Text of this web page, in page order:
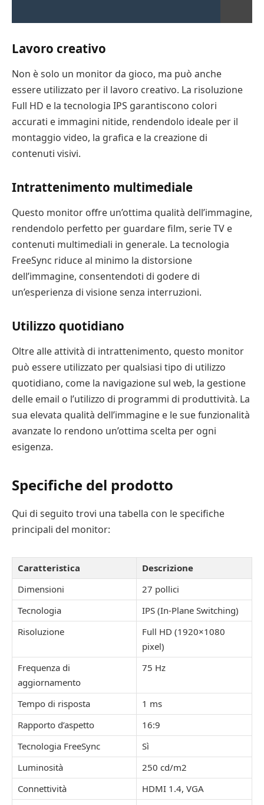
Lavoro creativo
Non è solo un monitor da gioco, ma può anche
essere utilizzato per il lavoro creativo. La risoluzione
Full HD e la tecnologia IPS garantiscono colori
accurati e immagini nitide, rendendolo ideale per il
montaggio video, la grafica e la creazione di
contenuti visivi.
Intrattenimento multimediale
Questo monitor offre un’ottima qualità dell’immagine,
rendendolo perfetto per guardare film, serie TV e
contenuti multimediali in generale. La tecnologia
FreeSync riduce al minimo la distorsione
dell’immagine, consentendoti di godere di
un’esperienza di visione senza interruzioni.
Utilizzo quotidiano
Oltre alle attività di intrattenimento, questo monitor
può essere utilizzato per qualsiasi tipo di utilizzo
quotidiano, come la navigazione sul web, la gestione
delle email o l’utilizzo di programmi di produttività. La
sua elevata qualità dell’immagine e le sue funzionalità
avanzate lo rendono un’ottima scelta per ogni
esigenza.
Specifiche del prodotto
Qui di seguito trovi una tabella con le specifiche
principali del monitor:
Caratteristica
Descrizione
Dimensioni
27 pollici
Tecnologia
IPS (In-Plane Switching)
Risoluzione
Full HD (1920×1080
pixel)
Frequenza di
aggiornamento
75 Hz
Tempo di risposta
1 ms
Rapporto d’aspetto
16:9
Tecnologia FreeSync
Sì
Luminosità
250 cd/m2
Connettività
HDMI 1.4, VGA